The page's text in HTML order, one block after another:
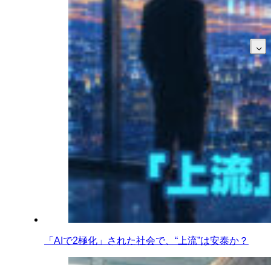
「AIで2極化」された社会で、“上流”は安泰か？